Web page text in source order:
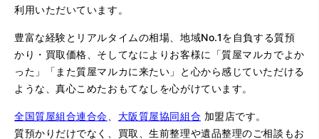
利用いただいています。
豊富な経験とリアルタイムの相場、地域No.1を自負する質預
かり・買取価格、そしてなによりお客様に「質屋マルカでよか
った」「また質屋マルカに来たい」と心から感じていただける
ような、真心こめたおもてなしを心がけています。
全国質屋組合連合会 大阪質屋協同組合 加盟店です。
質預かりだけでなく、買取、生前整理や遺品整理のご相談もお